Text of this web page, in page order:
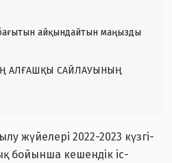
айқындайтын маңызды
АЛҒАШҚЫ САЙЛАУЫНЫҢ
жүйелері 2022-2023 күзгі-
бойынша кешендік іс-